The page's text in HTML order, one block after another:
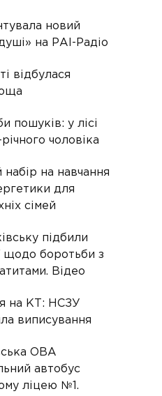
новий
на РАІ-Радіо
відбулася
пошуків: у лісі
чоловіка
на навчання
для
сімей
підбили
щодо боротьби з
Відео
на КТ: НСЗУ
виписування
ОВА
автобус
ліцею №1.